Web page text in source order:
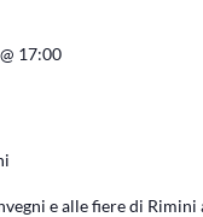
17:00
e alle fiere di